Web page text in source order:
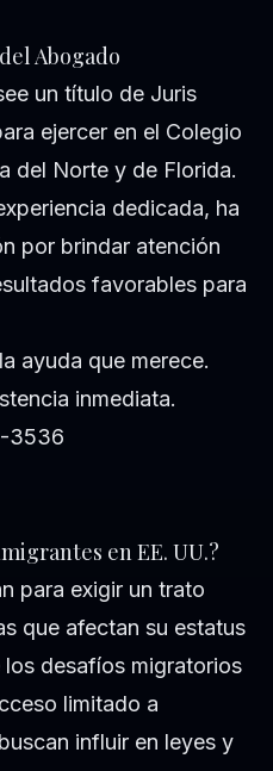
Abogado
un título de Juris
ejercer en el Colegio
del Norte y de Florida.
dedicada, ha
por brindar atención
favorables para
ayuda que merece.
inmediata.
3536
en EE. UU.?
para exigir un trato
que afectan su estatus
desafíos migratorios
limitado a
influir en leyes y